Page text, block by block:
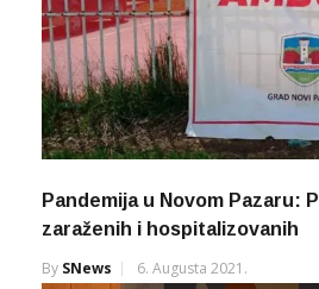
Pandemija u Novom Pazaru:
zaraženih i hospitalizovanih
By SNews 6. Augusta 2021.